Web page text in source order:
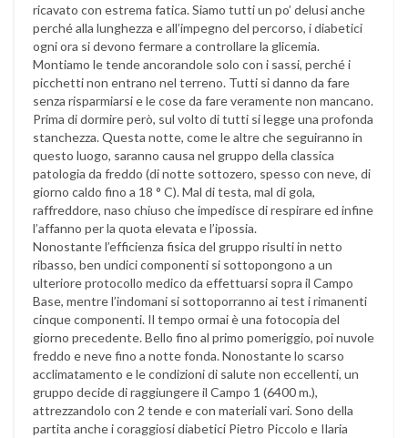
ricavato con estrema fatica. Siamo tutti un po’ delusi anche
perché alla lunghezza e all’impegno del percorso, i diabetici
ogni ora si devono fermare a controllare la glicemia.
Montiamo le tende ancorandole solo con i sassi, perché i
picchetti non entrano nel terreno. Tutti si danno da fare
senza risparmiarsi e le cose da fare veramente non mancano.
Prima di dormire però, sul volto di tutti si legge una profonda
stanchezza. Questa notte, come le altre che seguiranno in
questo luogo, saranno causa nel gruppo della classica
patologia da freddo (di notte sottozero, spesso con neve, di
giorno caldo fino a 18 ° C). Mal di testa, mal di gola,
raffreddore, naso chiuso che impedisce di respirare ed infine
l’affanno per la quota elevata e l’ipossia.
Nonostante l’efficienza fisica del gruppo risulti in netto
ribasso, ben undici componenti si sottopongono a un
ulteriore protocollo medico da effettuarsi sopra il Campo
Base, mentre l’indomani si sottoporranno ai test i rimanenti
cinque componenti. Il tempo ormai è una fotocopia del
giorno precedente. Bello fino al primo pomeriggio, poi nuvole
freddo e neve fino a notte fonda. Nonostante lo scarso
acclimatamento e le condizioni di salute non eccellenti, un
gruppo decide di raggiungere il Campo 1 (6400 m.),
attrezzandolo con 2 tende e con materiali vari. Sono della
partita anche i coraggiosi diabetici Pietro Piccolo e Ilaria